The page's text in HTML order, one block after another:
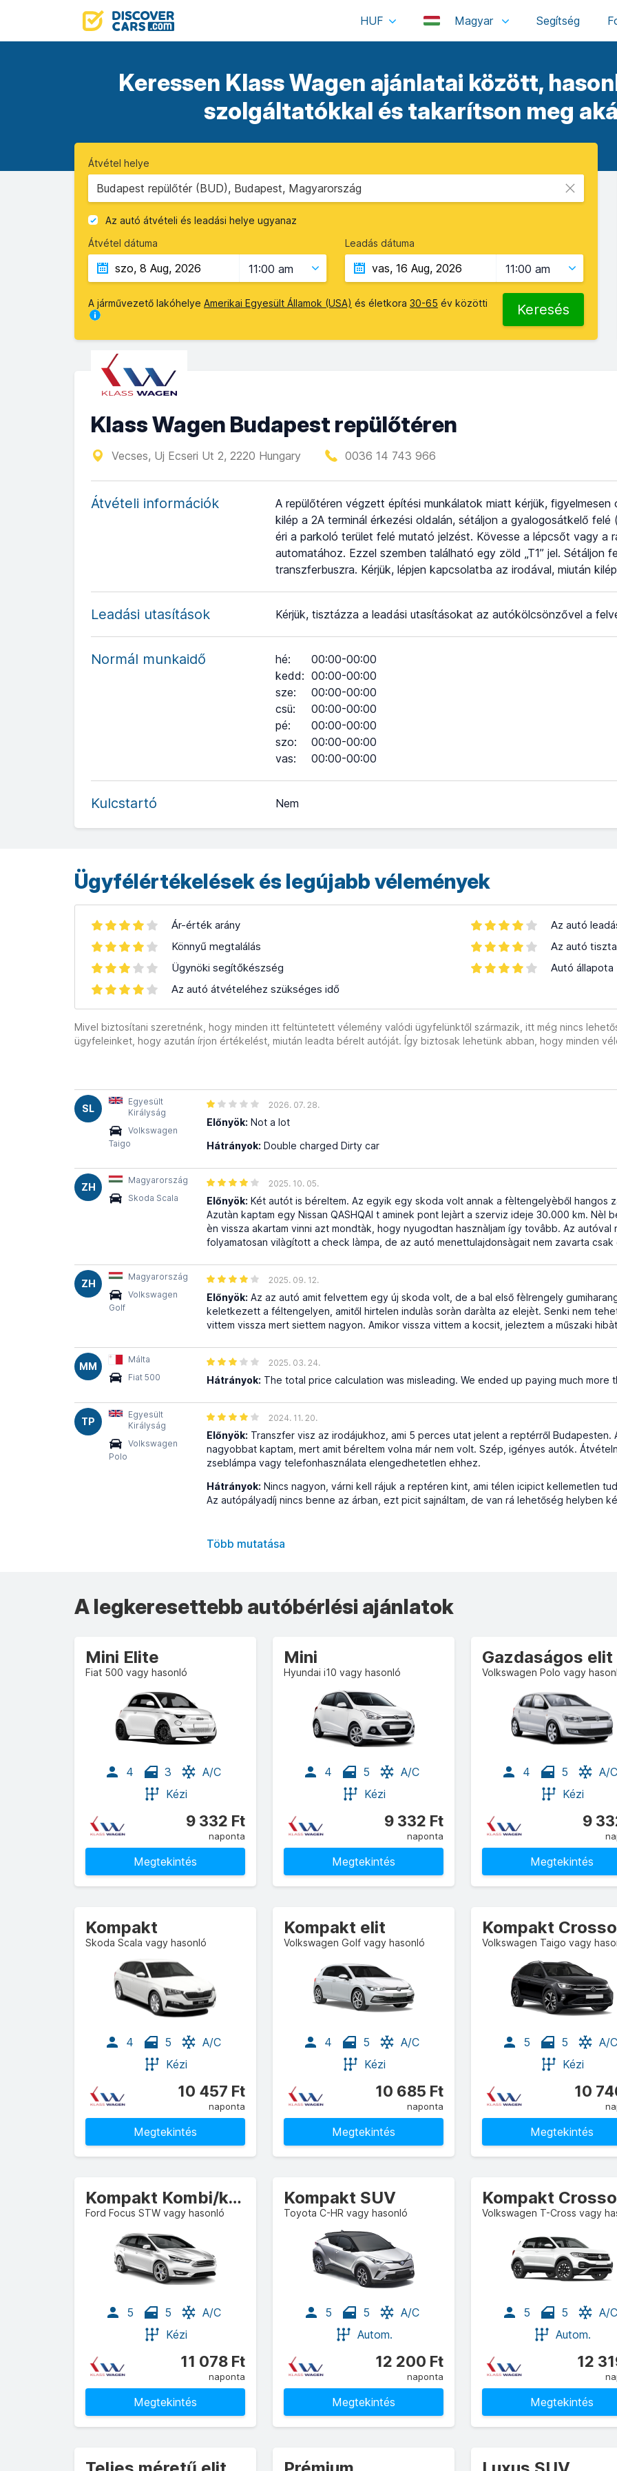
HUF Magyar
Keressen Klass Wagen ajánlatai között,
szolgáltatókkal és takarítson meg
Átvétel helye
Budapest repülőtér (BUD), Budapest, Magyarország
Az autó átvételi és leadási helye ugyanaz
Átvétel dátuma
11:00 am
Leadás dátuma
11:00 am
A járművezető lakóhelye Amerikai Egyesült Államok (USA) és életkora 30-65 év közötti Keresés
Klass Wagen Budapest repülőtéren
Vecses, Uj Ecseri Ut 2, 2220 Hungary 0036 14 743 966
Átvételi információk
A repülőtéren végzett építési munkálatok miatt kérjük,
kilép a 2A terminál érkezési oldalán, sétáljon a gyalogosátkelő
éri a parkoló terület felé mutató jelzést. Kövesse a lépcsőt vagy a
automatához. Ezzel szemben található egy zöld „T1” jel. Sétáljon
transzferbuszra. Kérjük, lépjen kapcsolatba az irodával, miután
Leadási utasítások Kérjük, tisztázza a leadási utasításokat az autókölcsönzővel a
Normál munkaidő hé:
00:00-00:00
kedd: 00:00-00:00
sze:
00:00-00:00
csü:
00:00-00:00
pé:
00:00-00:00
szo:
00:00-00:00
vas: 00:00-00:00
Kulcstartó Nem
Ügyfélértékelések és legújabb vélemények
Ár-érték arány
Könnyű megtalálás
Ügynöki segítőkészség
Az autó átvételéhez szükséges idő
Az autó
Az autó
Autó állapota
Mivel biztosítani szeretnénk, hogy minden itt feltüntetett ​​vélemény valódi ügyfelünktől származik, itt még nincs
ügyfeleinket, hogy azután írjon értékelést, miután leadta bérelt autóját. Így biztosak lehetünk abban, hogy minden
SL
Egyesült
Királyság
Volkswagen
Taigo
2026. 07. 28.
Előnyök: Not a lot
Hátrányok: Double charged Dirty car
ZH
Magyarország
Skoda Scala
2025. 10. 05.
Előnyök: Két autót is béreltem. Az egyik egy skoda volt annak a fèltengelyèből hangos
Azutàn kaptam egy Nissan QASHQAI t aminek pont lejàrt a szerviz ideje 30.000 km. Nèl
èn vissza akartam vinni azt mondtàk, hogy nyugodtan hasznàljam így tovâbb. Az
folyamatosan vilàgított a check làmpa, de az autó menettulajdonsàgait nem zavarta csak
ZH
Magyarország
Volkswagen
Golf
2025. 09. 12.
Előnyök: Az az autó amit felvettem egy új skoda volt, de a bal első fèlrengely
keletkezett a féltengelyen, amitől hirtelen indulàs soràn daràlta az elejèt. Senki nem
vittem vissza mert siettem nagyon. Amikor vissza vittem a kocsit, jeleztem a műszaki
MM
Málta
Fiat 500
2025. 03. 24.
Hátrányok: The total price calculation was misleading. We ended up paying much
TP
Egyesült
Királyság
Volkswagen
Polo
2024. 11. 20.
Előnyök: Transzfer visz az irodájukhoz, ami 5 perces utat jelent a reptérről
nagyobbat kaptam, mert amit béreltem volna már nem volt. Szép, igényes autók.
zseblámpa vagy telefonhasználata elengedhetetlen ehhez.
Hátrányok: Nincs nagyon, várni kell rájuk a reptéren kint, ami télen icipict kellemetlen
Az autópályadíj nincs benne az árban, ezt picit sajnáltam, de van rá lehetőség helyben
Több mutatása
A legkeresettebb autóbérlési ajánlatok
Mini Elite
Fiat 500 vagy hasonló
4 3
A/C
Kézi
9 332 Ft
naponta
Megtekintés
Mini
Hyundai i10 vagy hasonló
4 5
A/C
Kézi
9 332 Ft
naponta
Megtekintés
Gazdaságos elit
Volkswagen Polo vagy
4 5
A/C
Kézi
9
Megtekintés
Kompakt
Skoda Scala vagy hasonló
4 5
A/C
Kézi
10 457 Ft
naponta
Megtekintés
Kompakt elit
Volkswagen Golf vagy hasonló
4 5
A/C
Kézi
10 685 Ft
naponta
Megtekintés
Volkswagen Taigo vagy
5 5
A/C
Kézi
10
Megtekintés
Kompakt Kombi/kocsi
Ford Focus STW vagy hasonló
5 5
A/C
Kézi
11 078 Ft
naponta
Megtekintés
Kompakt SUV
Toyota C-HR vagy hasonló
5 5
A/C
Autom.
12 200 Ft
naponta
Megtekintés
Volkswagen T-Cross vagy
5 5
A/C
Autom.
12
Megtekintés